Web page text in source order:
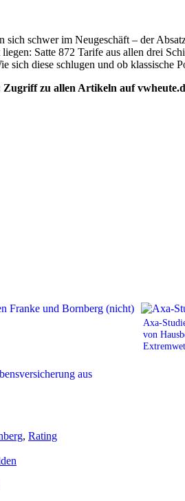
schwer im Neugeschäft – der
Satte 872 Tarife aus allen drei
sich diese schlugen und ob
zu allen Artikeln auf
Axa-
von
, Rating